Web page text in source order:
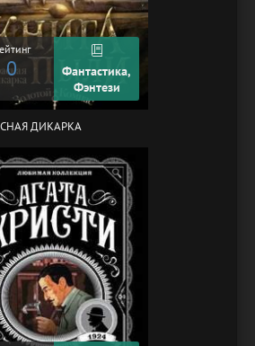
0
Фантастика,
Фэнтези
ДИКАРКА